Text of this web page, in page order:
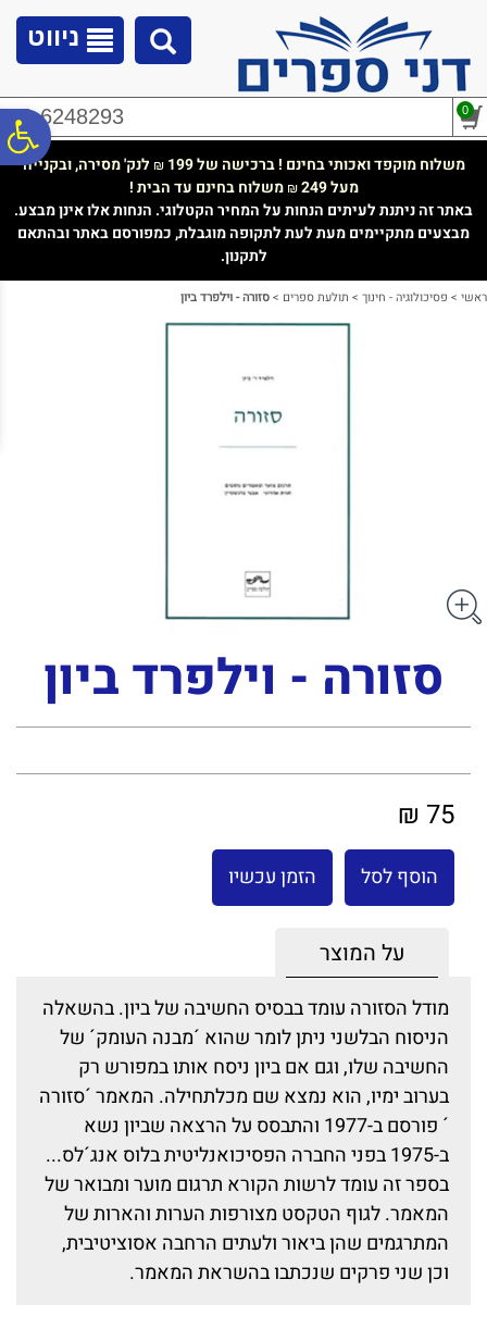
נגישות
ניווט
02-6248293 0
משלוח מוקפד ואכותי בחינם ! ברכישה של 199 ₪ לנק' מסירה, ובקנייה
מעל 249
₪משלוח בחינם עד הבית !
באתר זה ניתנת לעיתים הנחות על המחיר הקטלוגי. הנחות אלו אינן מבצע.
מבצעים מתקיימים מעת לעת לתקופה מוגבלת, כמפורסם באתר ובהתאם
לתקנון.
ראשי > פסיכולוגיה - חינוך > תולעת ספרים >סזורה - וילפרד ביון
סזורה - וילפרד ביון
75 ₪
הוסף לסל הזמן עכשיו
על המוצר
מודל הסזורה עומד בבסיס החשיבה של ביון. בהשאלה
הניסוח הבלשני ניתן לומר שהוא ´מבנה העומק´ של
החשיבה שלו, וגם אם ביון ניסח אותו במפורש רק
בערוב ימיו, הוא נמצא שם מכלתחילה. המאמר ´סזורה
´ פורסם ב-1977 והתבסס על הרצאה שביון נשא
ב-1975 בפני החברה הפסיכואנליטית בלוס אנג´לס...
בספר זה עומד לרשות הקורא תרגום מוער ומבואר של
המאמר. לגוף הטקסט מצורפות הערות והארות של
המתרגמים שהן ביאור ולעתים הרחבה אסוציטיבית,
וכן שני פרקים שנכתבו בהשראת המאמר.